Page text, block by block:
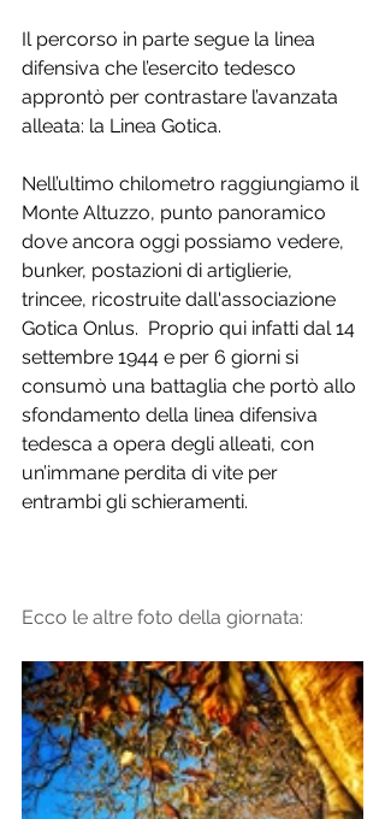
Il percorso in parte segue la linea
difensiva che l’esercito tedesco
approntò per contrastare l’avanzata
alleata: la Linea Gotica.
Nell’ultimo chilometro raggiungiamo il
Monte Altuzzo, punto panoramico
dove ancora oggi possiamo vedere,
bunker, postazioni di artiglierie,
trincee, ricostruite dall'associazione
Gotica Onlus.  Proprio qui infatti dal 14
settembre 1944 e per 6 giorni si
consumò una battaglia che portò allo
sfondamento della linea difensiva
tedesca a opera degli alleati, con
un’immane perdita di vite per
entrambi gli schieramenti.
Ecco le altre foto della giornata: